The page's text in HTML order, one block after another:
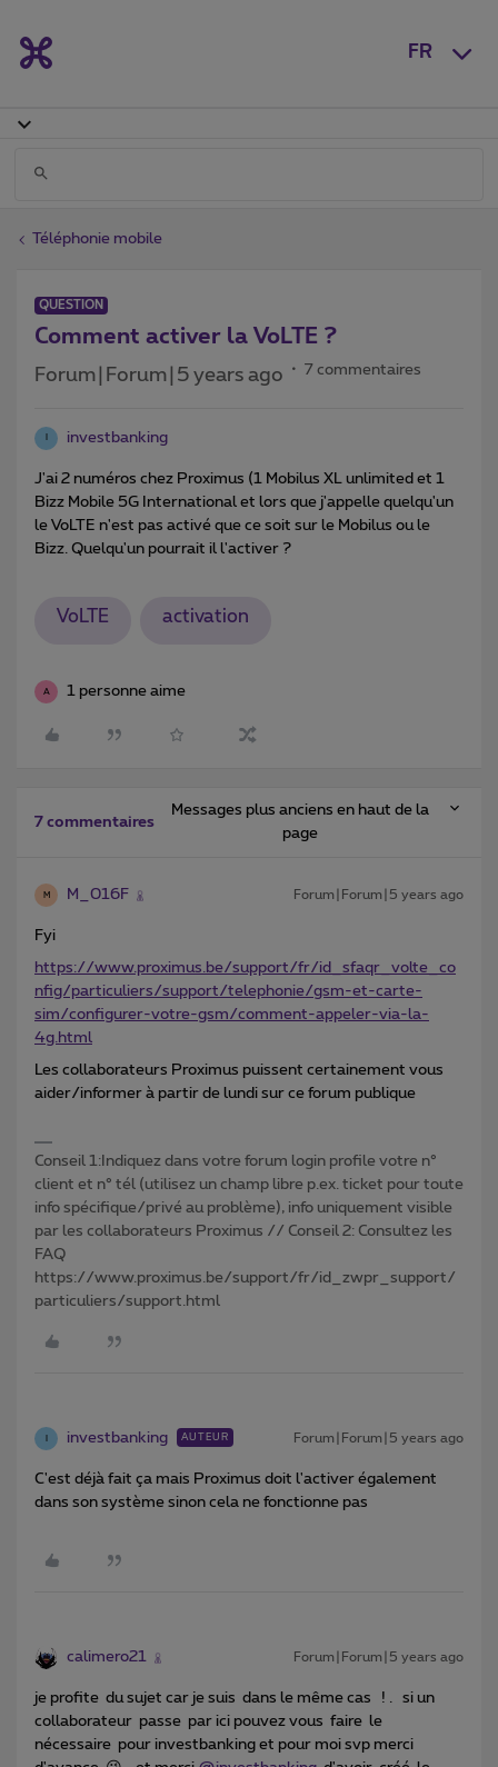
FR
Téléphonie mobile
QUESTION
Comment activer la VoLTE ?
Forum|Forum|5 years ago 7 commentaires
investbanking
J'ai 2 numéros chez Proximus (1 Mobilus XL unlimited et 1
Bizz Mobile 5G International et lors que j'appelle quelqu'un
le VoLTE n'est pas activé que ce soit sur le Mobilus ou le
Bizz. Quelqu'un pourrait il l'activer ?
VoLTE activation
A 1 personne aime
7 commentaires
Messages plus anciens en haut de la
page
M M_016F Forum|Forum|5 years ago
Fyi
https://www.proximus.be/support/fr/id_sfaqr_volte_co
nfig/particuliers/support/telephonie/gsm-et-carte-
sim/configurer-votre-gsm/comment-appeler-via-la-
4g.html
Les collaborateurs Proximus puissent certainement vous
aider/informer à partir de lundi sur ce forum publique
Conseil 1:Indiquez dans votre forum login profile votre n°
client et n° tél (utilisez un champ libre p.ex. ticket pour toute
info spécifique/privé au problème), info uniquement visible
par les collaborateurs Proximus // Conseil 2: Consultez les
FAQ
https://www.proximus.be/support/fr/id_zwpr_support/
particuliers/support.html
investbanking AUTEUR Forum|Forum|5 years ago
C'est déjà fait ça mais Proximus doit l'activer également
dans son système sinon cela ne fonctionne pas
calimero21 Forum|Forum|5 years ago
je profite du sujet car je suis dans le même cas ! . si un
collaborateur passe par ici pouvez vous faire le
nécessaire pour investbanking et pour moi svp merci